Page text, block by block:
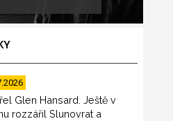
Glen Hansard. Ještě v
rozzářil Slunovrat a